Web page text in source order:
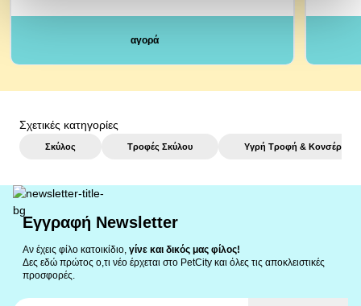
αγορά
Σχετικές κατηγορίες
Σκύλος Τροφές Σκύλου Υγρή Τροφή & Κονσέρβες
Εγγραφή Newsletter
Αν έχεις φίλο κατοικίδιο, γίνε και δικός μας φίλος!
Δες εδώ πρώτος ο,τι νέο έρχεται στο PetCity και όλες τις αποκλειστικές
προσφορές.